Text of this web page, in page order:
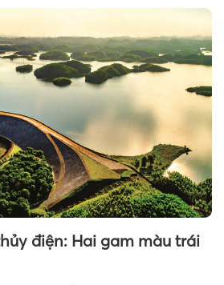
điện: Hai gam màu trái